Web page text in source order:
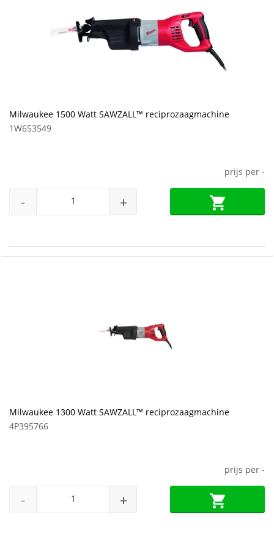
Milwaukee 1500 Watt SAWZALL™ reciprozaagmachine
1W653549
prijs per -
- +
Milwaukee 1300 Watt SAWZALL™ reciprozaagmachine
4P395766
prijs per -
- +